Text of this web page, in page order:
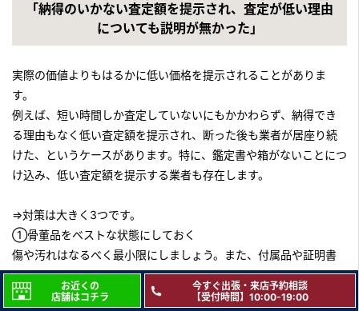
2018年10月8日放送
（再放送）
2018年7月11日放送
テレビ朝日「羽鳥慎一モーニングショー」
『継ぐ女神』のコーナー
2018年6月21日放送
2018年6月20日放送
テレビ朝日「羽鳥慎一モーニングショー」
2018年6月13日放送
「納得のいかない査定額を提示され、査定が低い理由
についても説明が無かった」
実際の価値よりもはるかに低い価格を提示されることがありま
す。
例えば、短い時間しか査定していないにもかかわらず、納得でき
る理由もなく低い査定額を提示され、断った後も業者が居座り続
けた、というケースがあります。特に、鑑定書や箱がないことにつ
け込み、低い査定額を提示する業者も存在します。
⇒対策は大きく3つです。
①骨董品をベストな状態にしておく
傷や汚れはなるべく最小限にしましょう。また、付属品や証明書
はなるべく揃えて、骨董品の価値が正確に伝わるようにしましょ
う。
お近くの
店舗はコチラ
今すぐ出張・来店予約相談
【受付時間】10:00-19:00